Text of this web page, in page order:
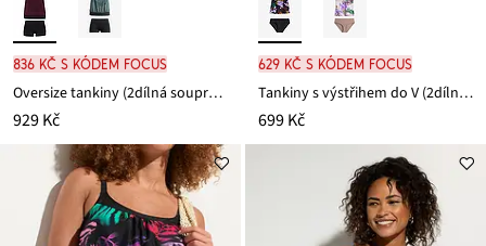
836 Kč s kódem FOCUS
Oversize tankiny (2dílná souprava)
929 Kč
629 Kč s kódem FOCUS
Tankiny s výstřihem do V (2dílná souprava)
699 Kč